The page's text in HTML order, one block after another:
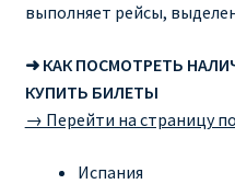
выполняет рейсы,
➜ КАК ПОСМОТРЕТЬ
КУПИТЬ БИЛЕТЫ
→ Перейти на страницу
Испания